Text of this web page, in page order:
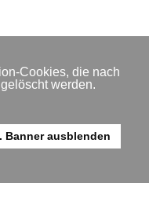
Cookies, die nach
werden.
Banner ausblenden